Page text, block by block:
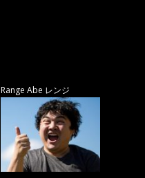
Range Abe レンジ